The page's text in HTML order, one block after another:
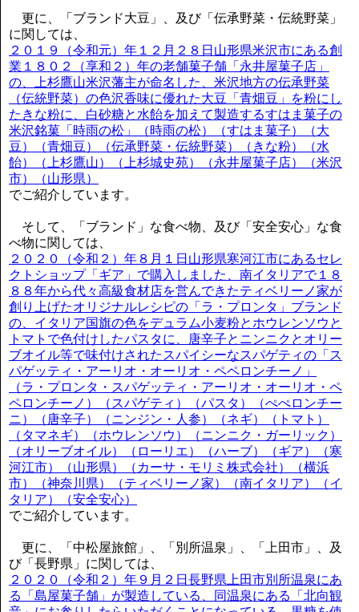
更に、「ブランド大豆」、及び「伝承野菜・伝統野菜」
に関しては、
２０１９（令和元）年１２月２８日山形県米沢市にある創
業１８０２（享和２）年の老舗菓子舗「永井屋菓子店」
の、上杉鷹山米沢藩主が命名した、米沢地方の伝承野菜
（伝統野菜）の色沢香味に優れた大豆「青畑豆」を粉にし
たきな粉に、白砂糖と水飴を加えて製造するすはま菓子の
米沢銘菓「時雨の松」（時雨の松）（すはま菓子）（大
豆）（青畑豆）（伝承野菜・伝統野菜）（きな粉）（水
飴）（上杉鷹山）（上杉城史苑）（永井屋菓子店）（米沢
市）（山形県）
でご紹介しています。
そして、「ブランド」な食べ物、及び「安全安心」な食
べ物に関しては、
２０２０（令和２）年８月１日山形県寒河江市にあるセレ
クトショップ「ギア」で購入しました、南イタリアで１８
８８年から代々高級食材店を営んできたティベリーノ家が
創り上げたオリジナルレシピの「ラ・プロンタ」ブランド
の、イタリア国旗の色をデュラム小麦粉とホウレンソウと
トマトで色付けしたパスタに、唐辛子とニンニクとオリー
ブオイル等で味付けされたスパイシーなスパゲティの「ス
パゲッティ・アーリオ・オーリオ・ペペロンチーノ」
（ラ・プロンタ・スパゲッティ・アーリオ・オーリオ・ペ
ペロンチーノ）（スパゲティ）（パスタ）（ぺぺロンチー
ニ）（唐辛子）（ニンジン・人参）（ネギ）（トマト）
（タマネギ）（ホウレンソウ）（ニンニク・ガーリック）
（オリーブオイル）（ローリエ）（ハーブ）（ギア）（寒
河江市）（山形県）（カーサ・モリミ株式会社）（横浜
市）（神奈川県）（ティベリーノ家）（南イタリア）（イ
タリア）（安全安心）
でご紹介しています。
更に、「中松屋旅館」、「別所温泉」、「上田市」、及
び「長野県」に関しては、
２０２０（令和２）年９月２日長野県上田市別所温泉にあ
る「島屋菓子舗」が製造している、同温泉にある「北向観